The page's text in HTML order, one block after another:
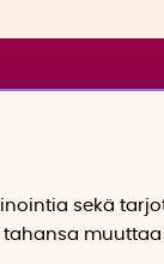
sekä